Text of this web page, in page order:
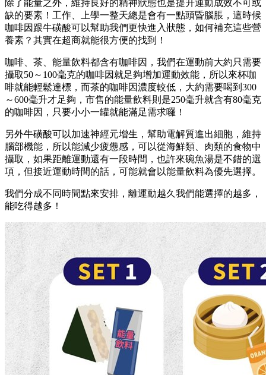
除了能量之外，維持良好的精神狀態也是提升運動成效不可或
缺的要素！工作、上學一整天總是會有一點頭昏腦脹，這時候
咖啡因跟牛磺酸可以幫助我們更快進入狀態，如何補充這些營
養素？其實在超商就能很方便的找到！
咖啡、茶、能量飲料都含有咖啡因，我們在運動前大約只需要
攝取50～100毫克的咖啡因就足夠增加運動效能，所以來杯咖
啡就能輕鬆達標，而茶的咖啡因濃度較低，大約需要喝到300
～600毫升才足夠，市售的能量飲料則是250毫升就含有80毫克
的咖啡因，只要小小一罐就能滿足需求囉！
另外牛磺酸可以加速神經元增生，幫助電解質進出細胞，維持
腦部機能，所以能減少疲憊感，可以從海鮮類、肉類的食物中
攝取，如果距離運動還有一段時間，也許來碗魚湯是不錯的選
項，但接近運動時間的話，可能就會以能量飲料為優先選擇。
我們分成不同時間點來安排，離運動越久我們能選擇的越多，
能吃得越多！